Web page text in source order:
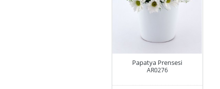
Papatya Prensesi
AR0276